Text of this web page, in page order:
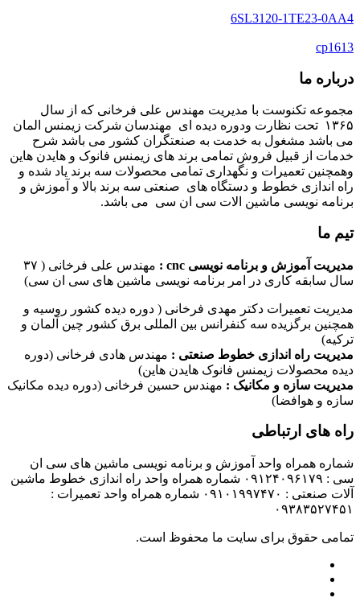
6SL3120-1TE23-0AA4
cp1613
درباره ما
مجموعه تکنوست با مدیریت مهندس علی فرخانی که از سال
۱۳۶۵ تحت نظارت ودوره دیده ای مهندسان شرکت زیمنس المان
می باشد مشغول به خدمت به صنعتگران کشور می باشد شرح
خدمات از قبیل فروش تمامی برند های زیمنس فانوک و هایدن هاین
وهمچنین تعمیرات و نگهداری تمامی محصولات سه برند یاد شده و
راه اندازی خطوط و دستگاه های صنعتی سه برند بالا و آموزش و
برنامه نویسی ماشین الات سی ان سی می باشد.
تیم ما
مدیریت آموزش و برنامه نویسی cnc :
مهندس علی فرخانی ( ۳۷
سال سابقه کاری در امر برنامه نویسی ماشین های سی ان سی)
مدیریت تعمیرات دکتر مهدی فرخانی ( دوره دیده کشور روسیه و
همچنین برگزیده سه کنفرانس بین المللی برق کشور چین آلمان و
ترکیه)
مدیریت راه اندازی خطوط صنعتی : مهندس هادی فرخانی (دوره
دیده محصولات زیمنس فانوک هایدن هاین)
مدیریت سازه و مکانیک : مهندس حسین فرخانی (دوره دیده مکانیک
سازه و هوافضا)
راه های ارتباطی
شماره همراه واحد آموزش و برنامه نویسی ماشین های سی ان
سی : ۰۹۱۲۴۰۹۶۱۷۹ شماره همراه واحد راه اندازی خطوط ماشین
آلات صنعتی : ۰۹۱۰۱۹۹۷۴۷۰ شماره همراه واحد تعمیرات :
۰۹۳۸۳۵۲۷۴۵۱
تمامی حقوق برای سایت ما محفوظ است.